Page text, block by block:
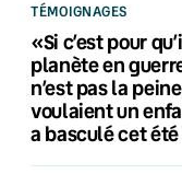
TÉMOIGNAGES
«Si c’est pour
planète en
n’est pas la
voulaient un
a basculé cet été